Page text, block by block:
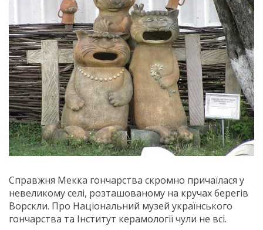
Справжня Мекка гончарства скромно причаїлася у
невеликому селі, розташованому на кручах берегів
Ворскли. Про Національний музей українського
гончарства та Інститут керамології чули не всі.